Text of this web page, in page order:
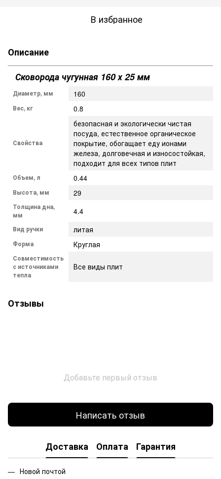
В избранное
Описание
Сковорода чугунная 160 х 25 мм
Диаметр, мм 160
Вес, кг 0.8
Свойства
безопасная и экологически чистая
посуда, естественное органическое
покрытие, обогащает еду ионами
железа, долговечная и износостойкая,
подходит для всех типов плит
Объем, л 0.44
Высота, мм 29
Толщина дна,
мм
4.4
Вид ручки литая
Форма Круглая
Совместимость
с источниками
тепла
Все виды плит
Отзывы
Добавьте первый отзыв
Написать отзыв
Доставка Оплата Гарантия
Новой почтой